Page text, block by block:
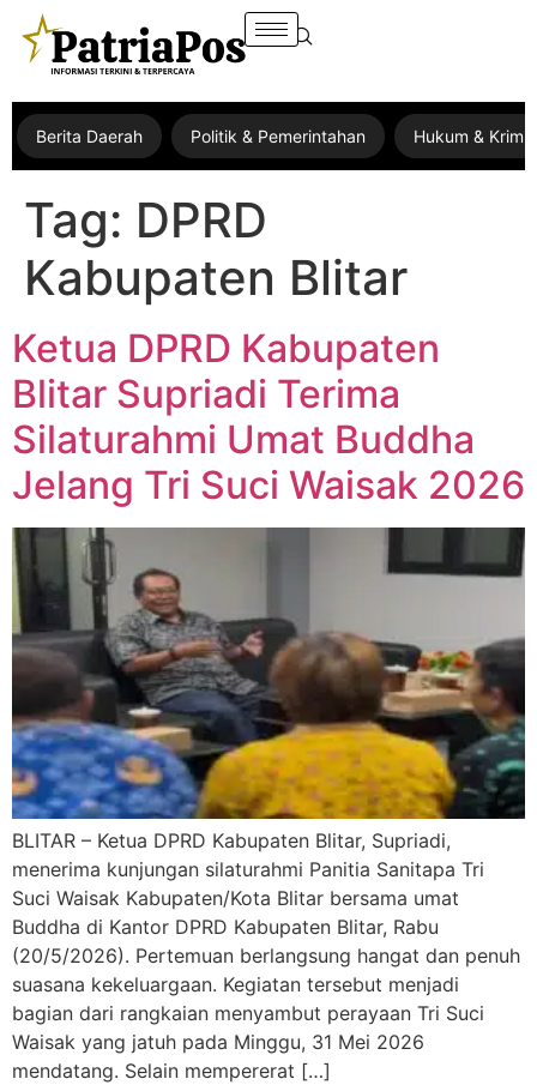
Berita Daerah Politik & Pemerintahan Hukum &
Tag: DPRD
Kabupaten Blitar
Ketua DPRD Kabupaten
Blitar Supriadi Terima
Silaturahmi Umat Buddha
Jelang Tri Suci Waisak 2026
BLITAR – Ketua DPRD Kabupaten Blitar, Supriadi,
menerima kunjungan silaturahmi Panitia Sanitapa Tri
Suci Waisak Kabupaten/Kota Blitar bersama umat
Buddha di Kantor DPRD Kabupaten Blitar, Rabu
(20/5/2026). Pertemuan berlangsung hangat dan penuh
suasana kekeluargaan. Kegiatan tersebut menjadi
bagian dari rangkaian menyambut perayaan Tri Suci
Waisak yang jatuh pada Minggu, 31 Mei 2026
mendatang. Selain mempererat […]